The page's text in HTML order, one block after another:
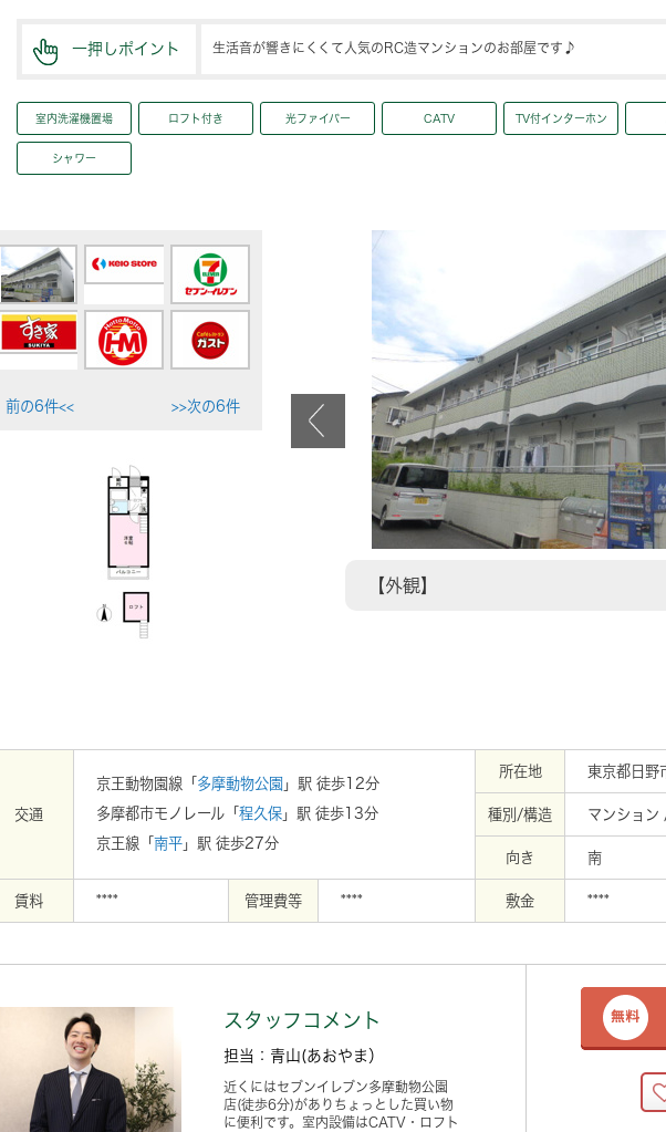
一押しポイント 生活音が響きにくくて人気のRC造マンションのお部屋です♪
室内洗濯機置場 ロフト付き 光ファイバー CATV TV付インターホン
シャワー
前の6件<< >>次の6件
ナルド高幡不…まで1535m 【外観】
交通
京王動物園線「 多摩動物公園 」駅 徒歩12分
多摩都市モノレール「 程久保 」駅 徒歩13分
京王線「 南平 」駅 徒歩27分
所在地 東京都日野
種別/構造 マンション
向き 南
賃料 **** 管理費等 **** 敷金 ****
スタッフコメント
担当：青山(あおやま）
近くにはセブンイレブン多摩動物公園
店(徒歩6分)がありちょっとした買い物
に便利です。室内設備はCATV・ロフト